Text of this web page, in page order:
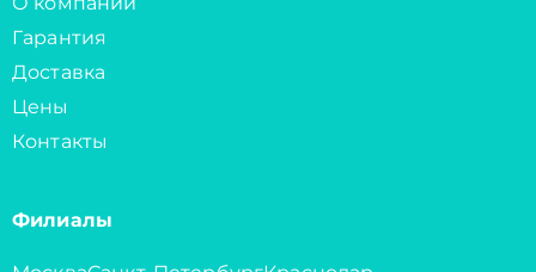
Гарантия
Доставка
Цены
Контакты
Филиалы